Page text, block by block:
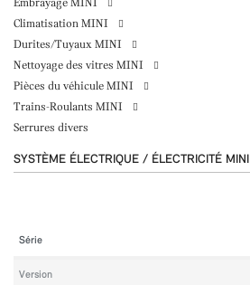
Embrayage MINI
Climatisation MINI
Durites/Tuyaux MINI
Nettoyage des vitres MINI
Pièces du véhicule MINI
Trains-Roulants MINI
Serrures divers
SYSTÈME ÉLECTRIQUE / ÉLECTRICITÉ MINI